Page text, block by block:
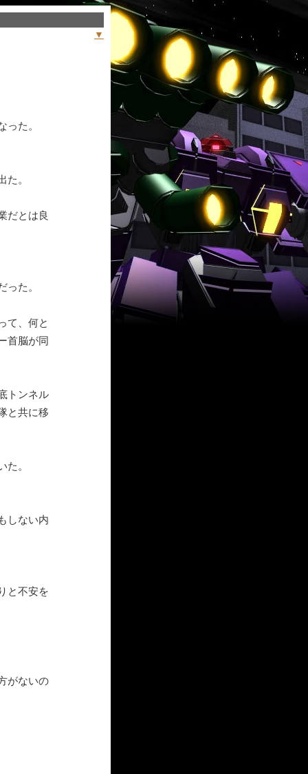
▼
た。
。
だとは良
た。
て、何と
首脳が同
トンネル
と共に移
。
しない内
と不安を
がないの